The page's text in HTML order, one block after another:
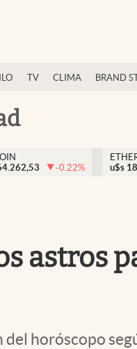
TV CLIMA BRAND
-0.22%
u$s
astros
horóscopo